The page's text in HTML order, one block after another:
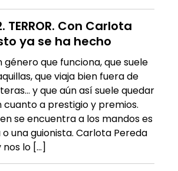
TERROR. Con Carlota
ya se ha hecho
género que funciona, que suele
que viaja bien fuera de
y que aún así suele quedar
cuanto a prestigio y premios.
se encuentra a los mandos es
una guionista. ⁠Carlota Pereda⁠
nos lo […]